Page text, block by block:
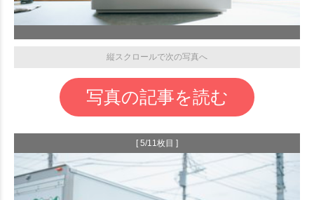
縦スクロールで次の写真へ
写真の記事を読む
[ 5/11枚目 ]